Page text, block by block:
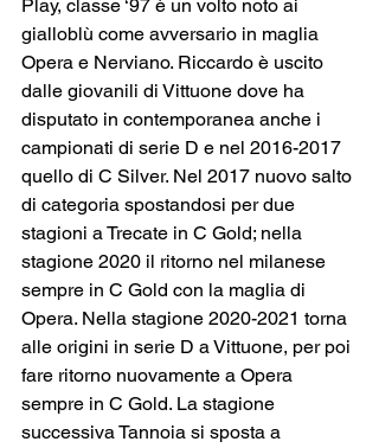
Play, classe ‘97 è un volto noto ai
gialloblù come avversario in maglia
Opera e Nerviano. Riccardo è uscito
dalle giovanili di Vittuone dove ha
disputato in contemporanea anche i
campionati di serie D e nel 2016-2017
quello di C Silver. Nel 2017 nuovo salto
di categoria spostandosi per due
stagioni a Trecate in C Gold; nella
stagione 2020 il ritorno nel milanese
sempre in C Gold con la maglia di
Opera. Nella stagione 2020-2021 torna
alle origini in serie D a Vittuone, per poi
fare ritorno nuovamente a Opera
sempre in C Gold. La stagione
successiva Tannoia si sposta a